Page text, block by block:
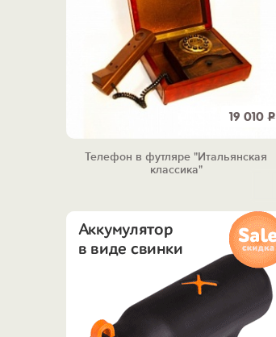
19 010Р
Телефон в футляре "Итальянская
классика"